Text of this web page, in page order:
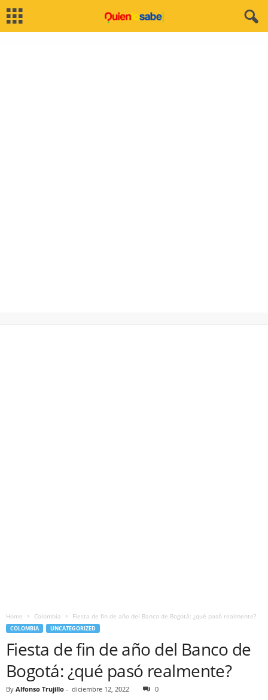
Home Colombia Fiesta de fin de año del Banco de Bogotá: ¿qué pasó realmente?
COLOMBIA UNCATEGORIZED
Fiesta de fin de año del Banco de
Bogotá: ¿qué pasó realmente?
By Alfonso Trujillo - diciembre 12, 2022 0